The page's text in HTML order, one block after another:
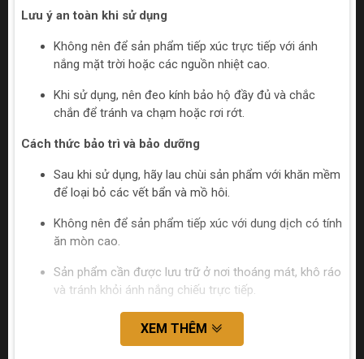
Lưu ý an toàn khi sử dụng
Không nên để sản phẩm tiếp xúc trực tiếp với ánh
nắng mặt trời hoặc các nguồn nhiệt cao.
Khi sử dụng, nên đeo kính bảo hộ đầy đủ và chắc
chắn để tránh va chạm hoặc rơi rớt.
Cách thức bảo trì và bảo dưỡng
Sau khi sử dụng, hãy lau chùi sản phẩm với khăn mềm
để loại bỏ các vết bẩn và mồ hôi.
Không nên để sản phẩm tiếp xúc với dung dịch có tính
ăn mòn cao.
Sản phẩm cần được lưu trữ ở nơi thoáng mát, khô ráo
và tránh khỏi ánh nắng chiếu trực tiếp.
XEM THÊM